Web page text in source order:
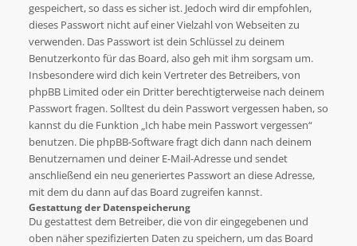
gespeichert, so dass es sicher ist. Jedoch wird dir empfohlen,
dieses Passwort nicht auf einer Vielzahl von Webseiten zu
verwenden. Das Passwort ist dein Schlüssel zu deinem
Benutzerkonto für das Board, also geh mit ihm sorgsam um.
Insbesondere wird dich kein Vertreter des Betreibers, von
phpBB Limited oder ein Dritter berechtigterweise nach deinem
Passwort fragen. Solltest du dein Passwort vergessen haben, so
kannst du die Funktion „Ich habe mein Passwort vergessen“
benutzen. Die phpBB-Software fragt dich dann nach deinem
Benutzernamen und deiner E-Mail-Adresse und sendet
anschließend ein neu generiertes Passwort an diese Adresse,
mit dem du dann auf das Board zugreifen kannst.
Gestattung der Datenspeicherung
Du gestattest dem Betreiber, die von dir eingegebenen und
oben näher spezifizierten Daten zu speichern, um das Board